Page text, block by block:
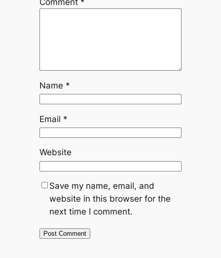
Name *
Email *
Website
Save my name, email, and
website in this browser for the
next time I comment.